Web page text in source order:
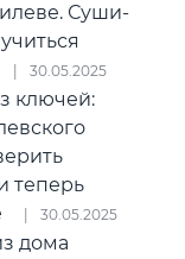
Суши-
30.05.2025
ключей:
теперь
30.05.2025
дома